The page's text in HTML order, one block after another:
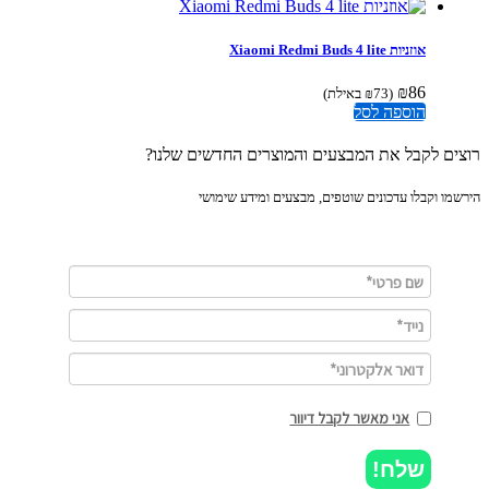
אוזניות Xiaomi Redmi Buds 4 lite
(
₪73 באילת)
הוספה לסל
לקבל את המבצעים והמוצרים החדשים שלנו?
וקבלו עדכונים שוטפים, מבצעים ומידע שימושי
אני מאשר לקבל דיוור
שלח!